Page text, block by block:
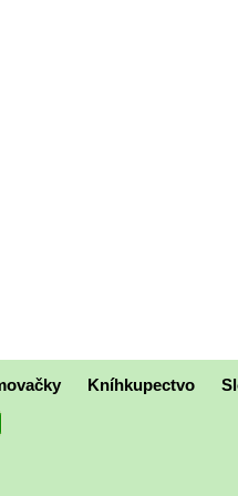
Kníhkupectvo